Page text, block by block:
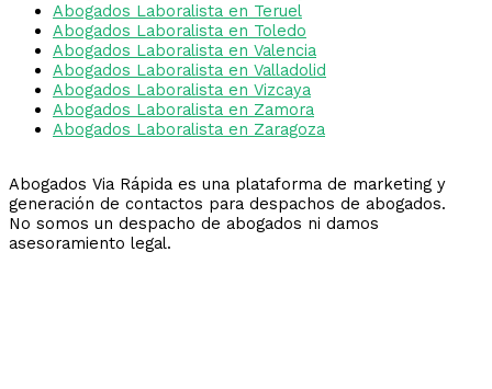
Abogados Laboralista en Teruel
Abogados Laboralista en Toledo
Abogados Laboralista en Valencia
Abogados Laboralista en Valladolid
Abogados Laboralista en Vizcaya
Abogados Laboralista en Zamora
Abogados Laboralista en Zaragoza
Abogados Via Rápida es una plataforma de marketing y
generación de contactos para despachos de abogados.
No somos un despacho de abogados ni damos
asesoramiento legal.